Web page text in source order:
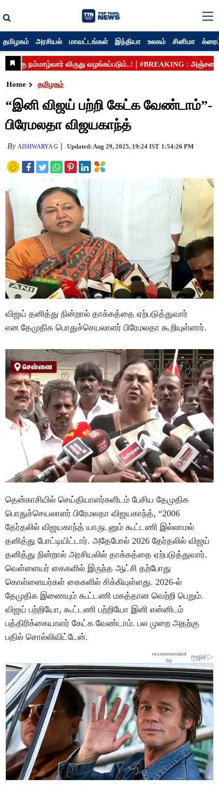
தமிழகம் அரசியல் மாவட்டங்கள் இந்தியா உலகம் சினிமா
Home தமிழகம்
“இனி விஜய் பற்றி கேட்க வேண்டாம்”-
பிரேமலதா விஜயகாந்த்
By AISHWARYA G Updated: Aug 29, 2025, 19:24 IST 1:54:26 PM
விஜய் தனித்து நின்றால் தாக்கத்தை ஏற்படுத்துவார்
என தேமுதிக பொதுச்செயலாளர் பிரேமலதா கூறியுள்ளார்.
தென்காசியில் செய்தியாளர்களிடம் பேசிய தேமுதிக
பொதுச்செயலாளர் பிரேமலதா விஜயகாந்த், “2006
தேர்தலில் விஜயகாந்த் யாருடனும் கூட்டணி இல்லாமல்
தனித்து போட்டியிட்டார். அதேபோல் 2026 தேர்தலில் விஜய்
தனித்து நின்றால் அரசியலில் தாக்கத்தை ஏற்படுத்துவார்.
வெள்ளையர் கைகளில் இருந்த ஆட்சி தற்போது
கொள்ளையர்கள் கைகளில் சிக்கியுள்ளது. 2026-ல்
தேமுதிக இணையும் கூட்டணி மகத்தான வெற்றி பெறும்.
விஜய் பற்றியோ, கூட்டணி பற்றியோ இனி என்னிடம்
பத்திரிக்கையாளர் கேட்க வேண்டாம். பல முறை அதற்கு
பதில் சொல்லிவிட்டேன்.